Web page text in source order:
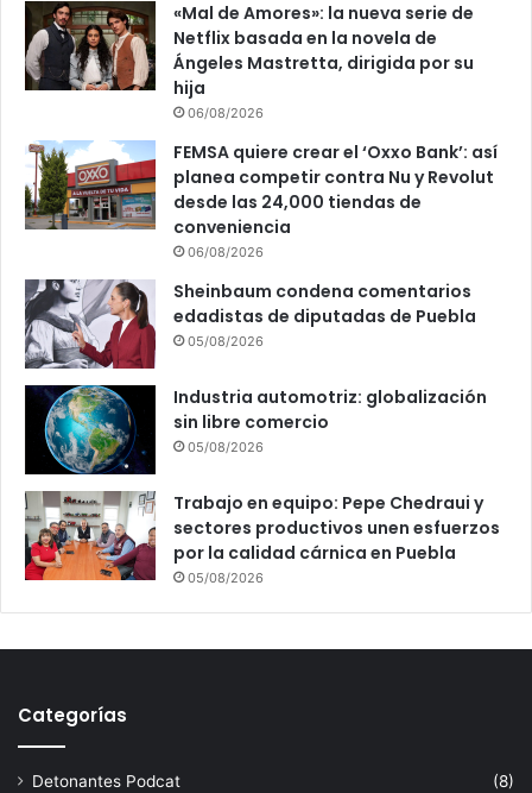
«Mal de Amores»: la nueva serie de
Netflix basada en la novela de
Ángeles Mastretta, dirigida por su
hija
06/08/2026
FEMSA quiere crear el ‘Oxxo Bank’: así
planea competir contra Nu y Revolut
desde las 24,000 tiendas de
conveniencia
06/08/2026
Sheinbaum condena comentarios
edadistas de diputadas de Puebla
05/08/2026
Industria automotriz: globalización
sin libre comercio
05/08/2026
Trabajo en equipo: Pepe Chedraui y
sectores productivos unen esfuerzos
por la calidad cárnica en Puebla
05/08/2026
Categorías
Detonantes Podcat
(8)